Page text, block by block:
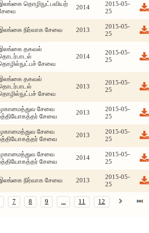
தொழிநுட்பவியற்
2014
2015-05-
25
நிர்வாக சேவை 2013
2015-05-
25
தகவல்
சேவை
2014
2015-05-
25
தகவல்
சேவை
2013
2015-05-
25
சேவை
சேவை
2013
2015-05-
25
சேவை
சேவை
2013
2015-05-
25
சேவை
சேவை
2014
2015-05-
25
நிர்வாக சேவை 2013
2015-05-
25
7 8 9 ... 11 12